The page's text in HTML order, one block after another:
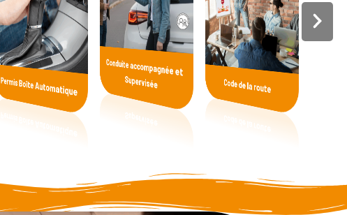
Permis Boîte Automatique
Conduite accompagnée et
Supervisée Code de la route